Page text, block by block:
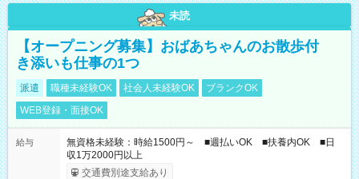
未読
【オープニング募集】おばあちゃんのお散歩付
き添いも仕事の1つ
派遣 職種未経験OK 社会人未経験OK
ブランクOK
WEB登録・面接OK
給与
無資格未経験：時給1500円～ ■週払いOK ■扶養内OK ■日
収1万2000円以上
交通費別途支給あり